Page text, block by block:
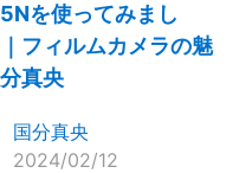
を使ってみまし
フィルムカメラの魅
真央
国分真央
2024/02/12